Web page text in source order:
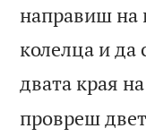
направиш на
колелца и да
двата края
провреш